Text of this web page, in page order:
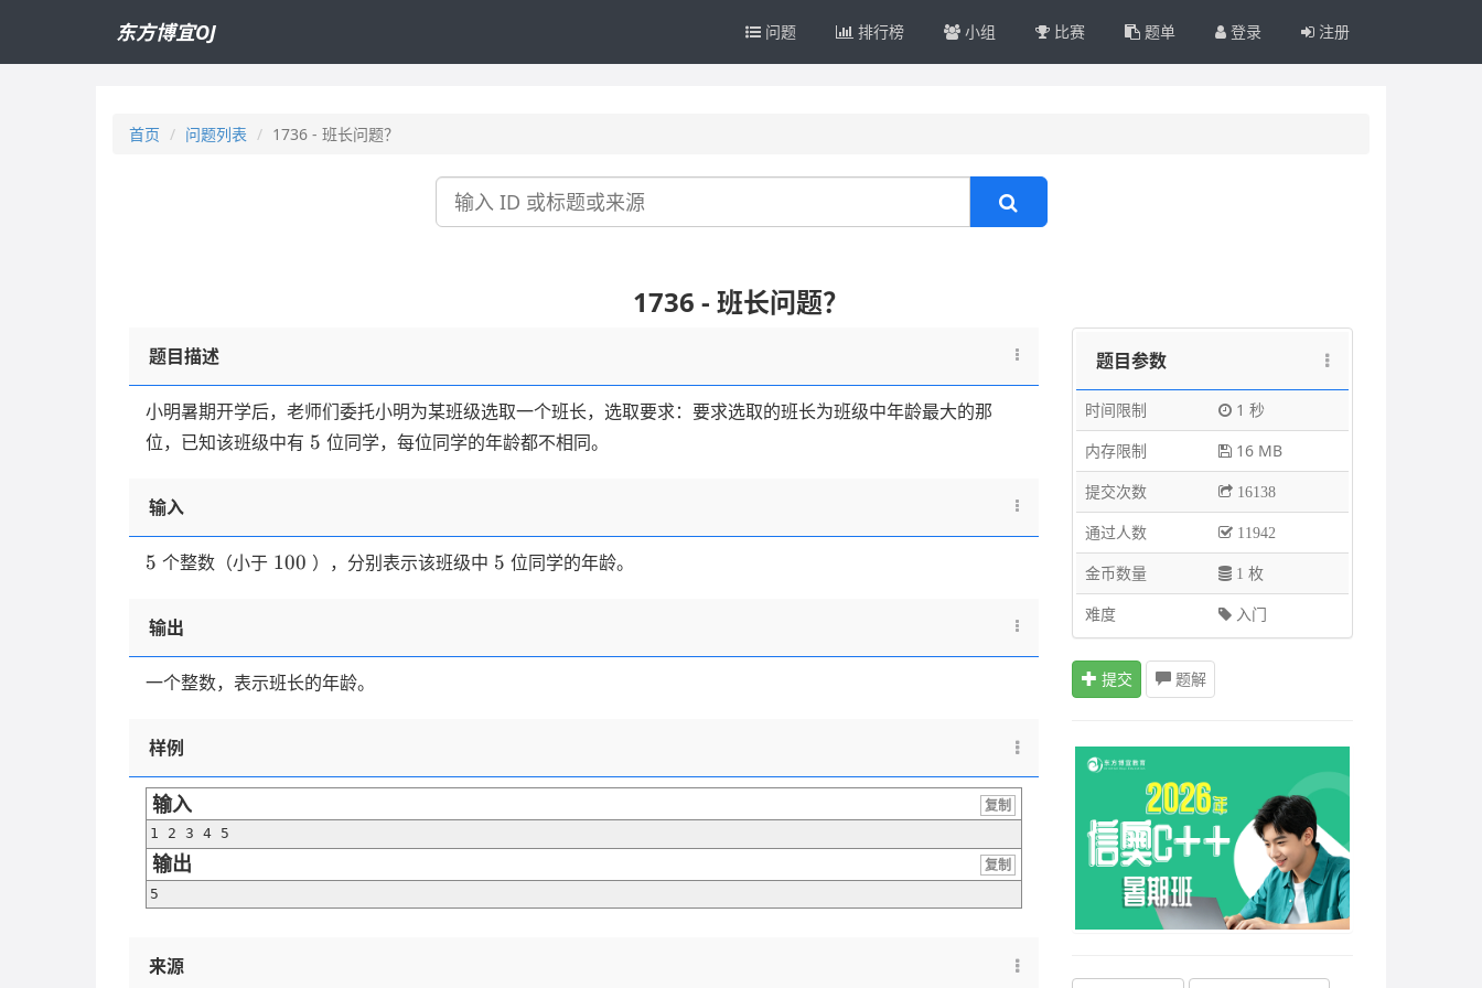
东方博宜OJ 问题 排行榜 小组 比赛 题单 登录 注册
首页 问题列表 1736 - 班长问题？
搜
1736 - 班长问题？
题目描述
小明暑期开学后，老师们委托小明为某班级选取一个班长，选取要求：要求选取的班长为班级中年龄最大的那
位，已知该班级中有 5
5 位同学，每位同学的年龄都不相同。
输入
5
5 个整数（小于 100
100 ），分别表示该班级中 5
5 位同学的年龄。
输出
一个整数，表示班长的年龄。
样例
输入
复制
1 2 3 4 5
输出
复制
5
来源
题目参数
时间限制
1 秒
内存限制
16 MB
提交次数
16138
通过人数 11942
金币数量 1 枚
难度 入门
提交 题解